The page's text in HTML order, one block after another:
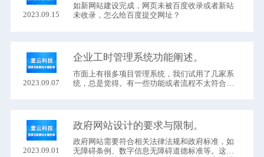
2023.09.15
如新网站建设​完成，网页未被百度收录或者新站
未收录，怎么给百度提交网址？
2023.09.07
企业工时管理系统功能阐述。
市面上有很多项目管理系统​，我们试用了几家系
统，总是觉得。有一些功能或者流程不太符合我
2023.09.01
政府网站设计的要求与限制。
政府网站需要符合相关法律法规和政府标准，如
无障碍条例、数字信息无障碍道德标准等。这包